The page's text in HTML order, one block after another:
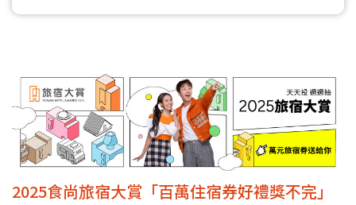
2025食尚旅宿大賞「百萬住宿券好禮獎不完」